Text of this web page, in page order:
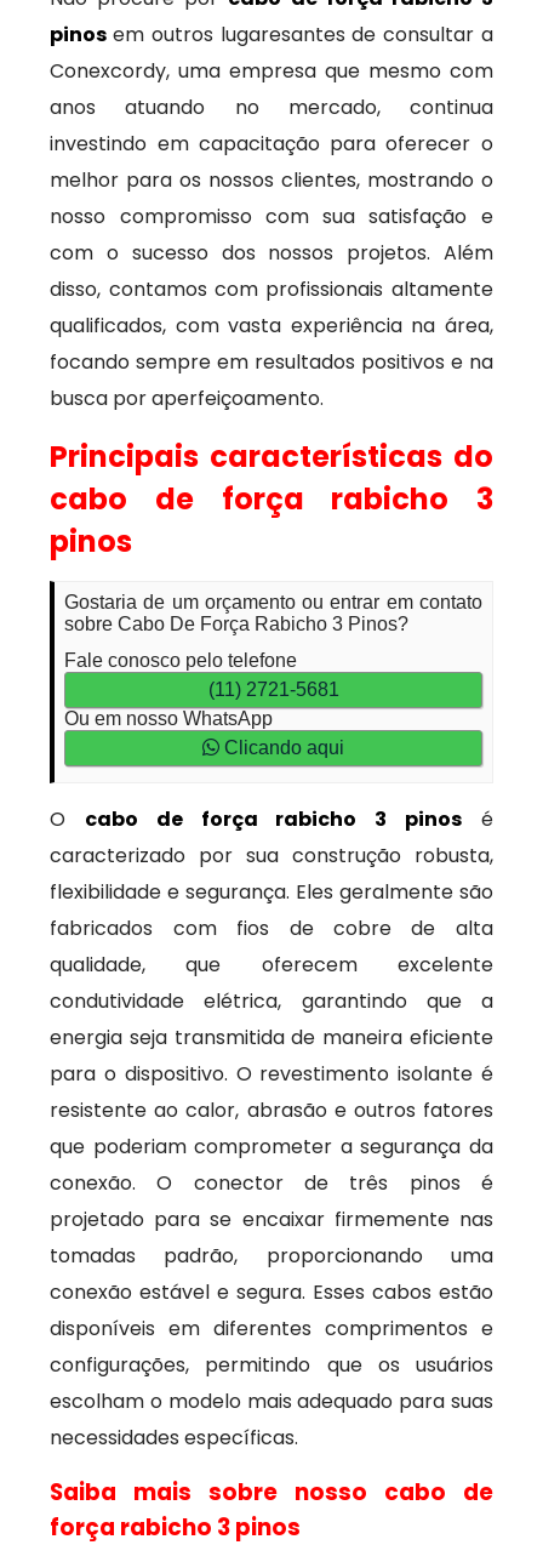
pinos em outros lugaresantes de consultar a
Conexcordy, uma empresa que mesmo com
anos atuando no mercado, continua
investindo em capacitação para oferecer o
melhor para os nossos clientes, mostrando o
nosso compromisso com sua satisfação e
com o sucesso dos nossos projetos. Além
disso, contamos com profissionais altamente
qualificados, com vasta experiência na área,
focando sempre em resultados positivos e na
busca por aperfeiçoamento.
Principais características do
cabo de força rabicho 3
pinos
Gostaria de um orçamento ou entrar em contato
sobre Cabo De Força Rabicho 3 Pinos?
Fale conosco pelo telefone
(11) 2721-5681
Ou em nosso WhatsApp
Clicando aqui
O cabo de força rabicho 3 pinos é
caracterizado por sua construção robusta,
flexibilidade e segurança. Eles geralmente são
fabricados com fios de cobre de alta
qualidade, que oferecem excelente
condutividade elétrica, garantindo que a
energia seja transmitida de maneira eficiente
para o dispositivo. O revestimento isolante é
resistente ao calor, abrasão e outros fatores
que poderiam comprometer a segurança da
conexão. O conector de três pinos é
projetado para se encaixar firmemente nas
tomadas padrão, proporcionando uma
conexão estável e segura. Esses cabos estão
disponíveis em diferentes comprimentos e
configurações, permitindo que os usuários
escolham o modelo mais adequado para suas
necessidades específicas.
Saiba mais sobre nosso cabo de
força rabicho 3 pinos